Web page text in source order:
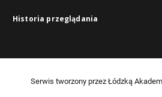
Historia przeglądania
Serwis tworzony przez Łódzką